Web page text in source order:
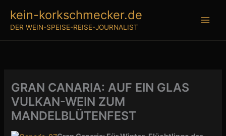
Inhalt
springen
kein-korkschmecker.de
DER WEIN-SPEISE-REISE-JOURNALIST
GRAN CANARIA: AUF EIN GLAS
VULKAN-WEIN ZUM
MANDELBLÜTENFEST